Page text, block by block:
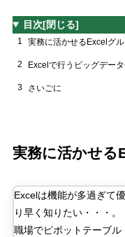
目次[閉じる]
1 実務に活かせるExcelグ
2 Excelで行うビッグデー
3 さいごに
実務に活かせる
Excelは機能が多過ぎて
り早く知りたい・・・。
職場でピボットテーブル